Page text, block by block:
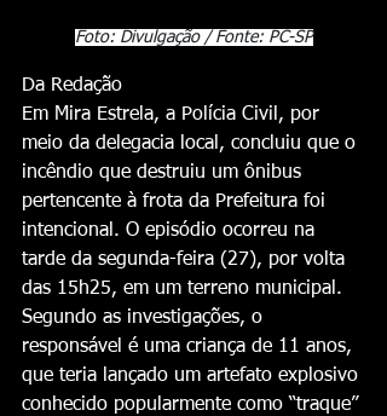
Foto: Divulgação / Fonte: PC-SP
Da Redação
Em Mira Estrela, a Polícia Civil, por
meio da delegacia local, concluiu que o
incêndio que destruiu um ônibus
pertencente à frota da Prefeitura foi
intencional. O episódio ocorreu na
tarde da segunda-feira (27), por volta
das 15h25, em um terreno municipal.
Segundo as investigações, o
responsável é uma criança de 11 anos,
que teria lançado um artefato explosivo
conhecido popularmente como “traque”